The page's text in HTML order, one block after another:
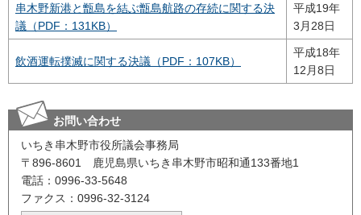
串木野新港と甑島を結ぶ甑島航路の存続に関する決
議（PDF：131KB）
平成19年
3月28日
飲酒運転撲滅に関する決議（PDF：107KB）
平成18年
12月8日
お問い合わせ
いちき串木野市役所議会事務局
〒896-8601 鹿児島県いちき串木野市昭和通133番地1
電話：0996-33-5648
ファクス：0996-32-3124